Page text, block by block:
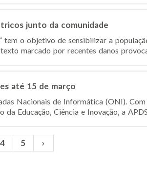
junto da comunidade
tem o objetivo de sensibilizar a
marcado por recentes danos
até 15 de março
Nacionais de Informática (ONI).
Educação, Ciência e Inovação, a
4 5 ›